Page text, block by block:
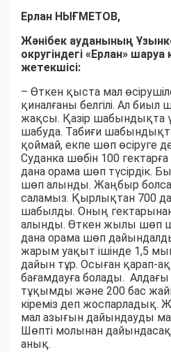
Ерлан НЫҒМЕТОВ,
Жәнібек ауданының
округіндегі «Ерлан»
жетекшісі:
– Өткен қыста мал
қиналғаны белгілі. Ал
жақсы. Қазір шабындықта
шабуда. Табиғи
қоймай, екпе шөп өсіруге
Суданка шөбін 100
дана орама шөп түсірдік.
шөп алынды. Жаңбыр
саламыз. Қырлықтан 700
шабылды. Оның
алынды. Өткен жылы шөп
дана орама шөп
жарым уақыт ішінде 1,5
дайын тұр. Осыған
бағамдауға болады.
тұқымды және 200 бас
кіреміз деп
мал азығын дайындауды
Шөпті молынан
анық.